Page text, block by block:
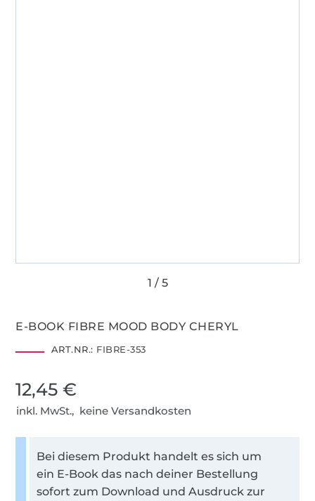
E-BOOK FIBRE MOOD BODY CHERYL
ART.NR.: FIBRE-353
12,45 €
inkl. MwSt., keine Versandkosten
Bei diesem Produkt handelt es sich um
ein E-Book das nach deiner Bestellung
sofort zum Download und Ausdruck zur